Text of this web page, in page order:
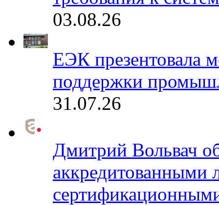
03.08.26
ЕЭК презентовала
поддержки
31.07.26
Дмитрий Вольвач
аккредитованными